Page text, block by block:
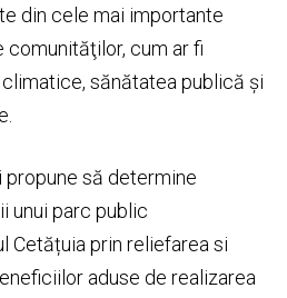
din cele mai importante
cum ar fi
sănătatea publică și
propune să determine
unui parc public
Cetățuia prin reliefarea si
aduse de realizarea